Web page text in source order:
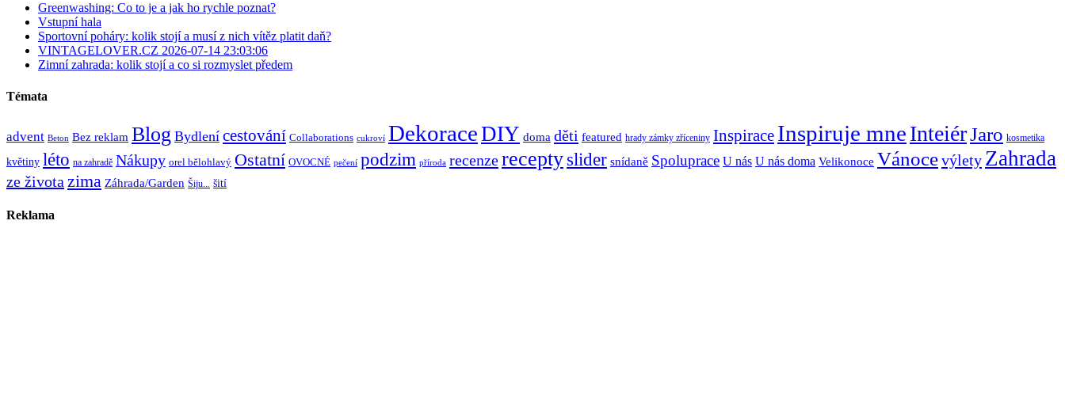
Greenwashing: Co to je a jak ho rychle poznat?
Vstupní hala
Sportovní poháry: kolik stojí a musí z nich vítěz platit daň?
VINTAGELOVER.CZ 2026-07-14 23:03:06
Zimní zahrada: kolik stojí a co si rozmyslet předem
Témata
advent Beton Bez reklam Blog Bydlení cestování Collaborations cukroví DekoraceDIY doma děti featured hrady zámky zříceniny Inspirace Inspiruje mneInteiérJaro kosmetika
květiny léto na zahradě Nákupy orel bělohlavý Ostatní OVOCNÉ pečení podzim příroda recenzerecepty slider snídaně Spoluprace U nás U nás doma Velikonoce Vánocevýlety Zahrada
ze života zima Záhrada/Garden Šiju... šití
Reklama